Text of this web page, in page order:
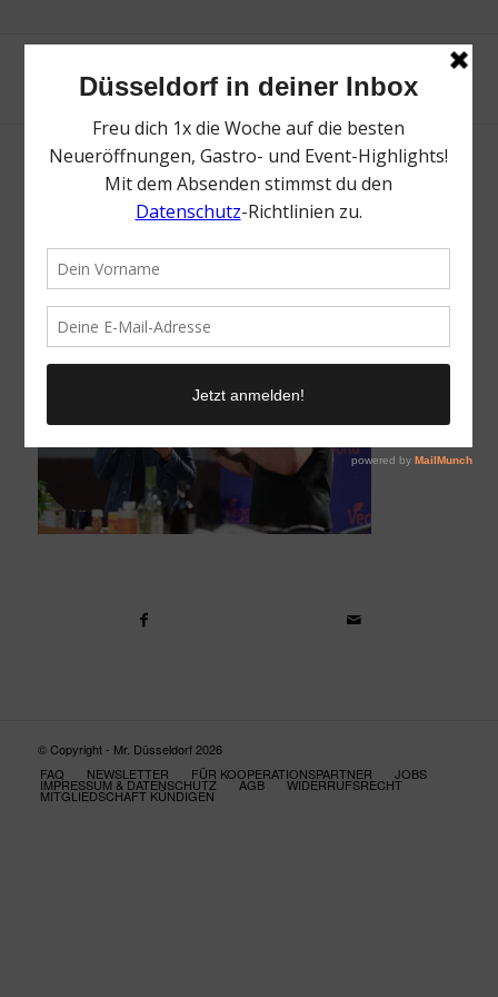
VeggieWorld 2024 | Mr. Düsseldorf |
© Copyright - Mr. Düsseldorf 2026
FAQ
NEWSLETTER FÜR KOOPERATIONSPARTNER JOBS
IMPRESSUM & DATENSCHUTZ AGB WIDERRUFSRECHT
MITGLIEDSCHAFT KÜNDIGEN